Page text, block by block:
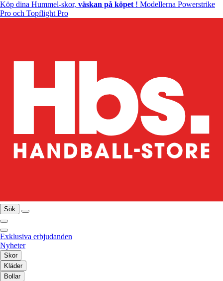
Köp dina Hummel-skor, väskan på köpet ! Modellerna Powerstrike
Pro och Topflight Pro
Sök
Exklusiva erbjudanden
Nyheter
Skor
Kläder
Bollar